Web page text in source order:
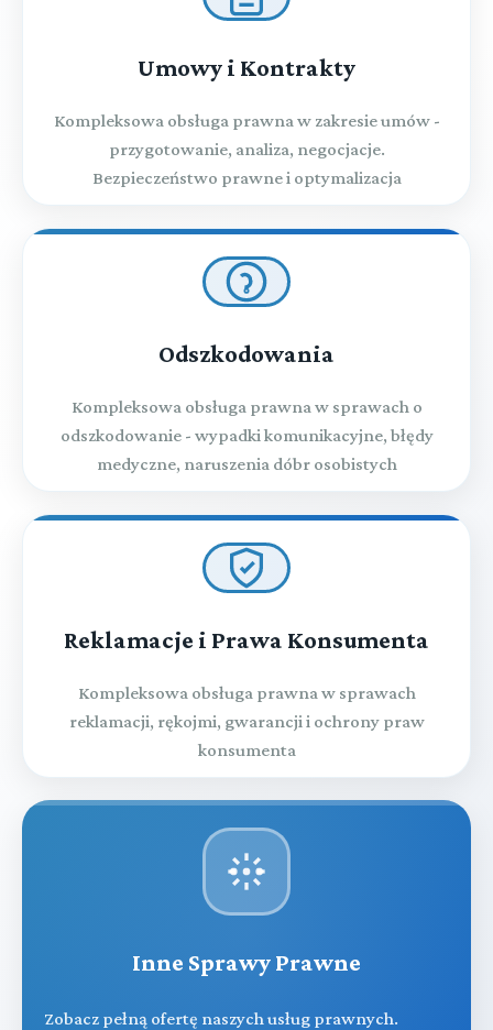
Umowy i Kontrakty
Kompleksowa obsługa prawna w zakresie umów -
przygotowanie, analiza, negocjacje.
Bezpieczeństwo prawne i optymalizacja
Odszkodowania
Kompleksowa obsługa prawna w sprawach o
odszkodowanie - wypadki komunikacyjne, błędy
medyczne, naruszenia dóbr osobistych
Reklamacje i Prawa Konsumenta
Kompleksowa obsługa prawna w sprawach
reklamacji, rękojmi, gwarancji i ochrony praw
konsumenta
Inne Sprawy Prawne
Zobacz pełną ofertę naszych usług prawnych.